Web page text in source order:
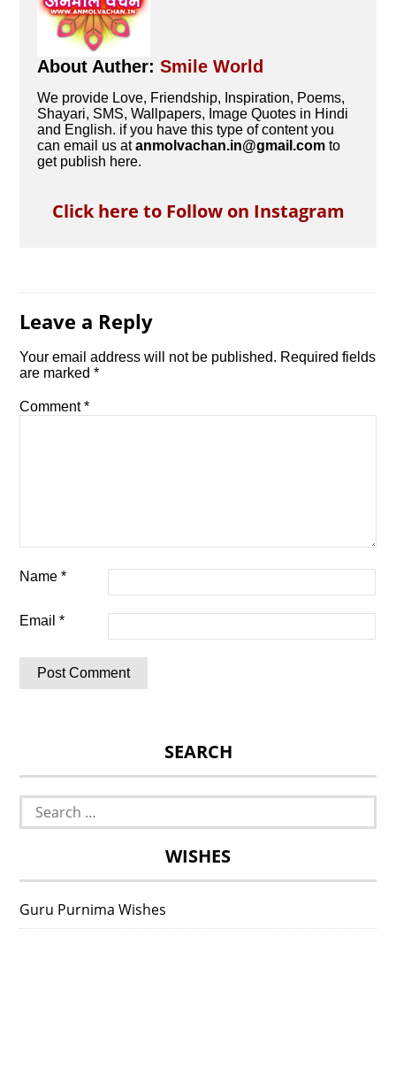
About Auther:Smile World
We provide Love, Friendship, Inspiration, Poems,
Shayari, SMS, Wallpapers, Image Quotes in Hindi
and English. if you have this type of content you
can email us atanmolvachan.in@gmail.com to
get publish here.
Click here to Follow on Instagram
Leave a Reply
Your email address will not be published. Required fields
are marked*
Comment*
Name*
Email*
SEARCH
Search
for:
WISHES
Guru Purnima Wishes